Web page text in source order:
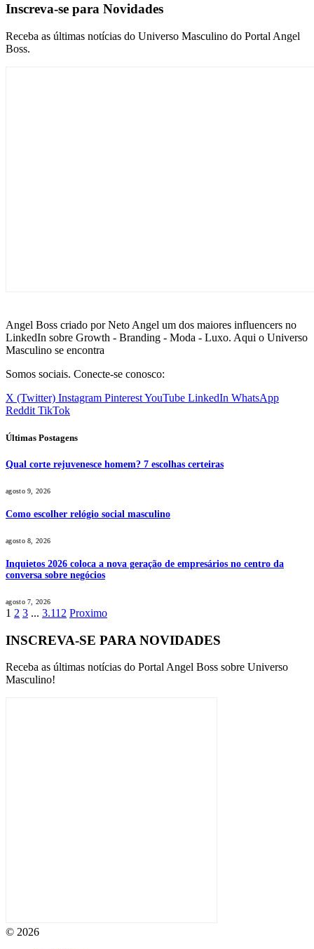
Inscreva-se para Novidades
Receba as últimas notícias do Universo Masculino do Portal Angel
Boss.
Angel Boss criado por Neto Angel um dos maiores influencers no
LinkedIn sobre Growth - Branding - Moda - Luxo. Aqui o Universo
Masculino se encontra
Somos sociais. Conecte-se conosco:
X (Twitter) Instagram PinterestYouTube LinkedIn WhatsApp
Reddit TikTok
Últimas Postagens
Qual corte rejuvenesce homem? 7 escolhas certeiras
agosto 9, 2026
Como escolher relógio social masculino
agosto 8, 2026
Inquietos 2026 coloca a nova geração de empresários no centro da
conversa sobre negócios
agosto 7, 2026
1 2 3 ... 3.112 Proximo
INSCREVA-SE PARA NOVIDADES
Receba as últimas notícias do Portal Angel Boss sobre Universo
Masculino!
© 2026